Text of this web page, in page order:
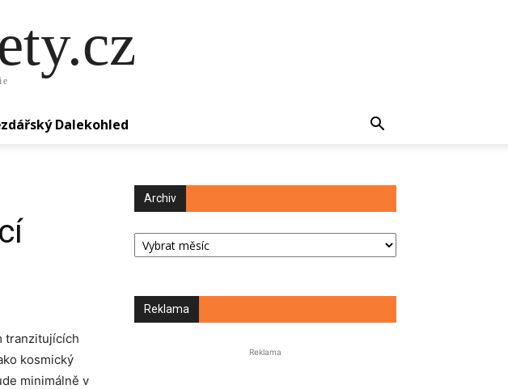
Dalekohled
tranzitujících
kosmický
minimálně v
Archiv
Archiv
Reklama
Reklama